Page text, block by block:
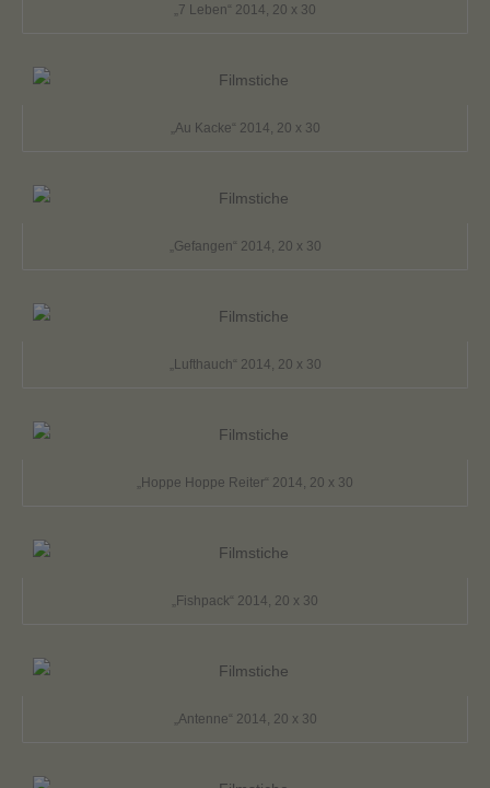
„7 Leben“ 2014, 20 x 30
„Au Kacke“ 2014, 20 x 30
„Gefangen“ 2014, 20 x 30
„Lufthauch“ 2014, 20 x 30
„Hoppe Hoppe Reiter“ 2014, 20 x 30
„Fishpack“ 2014, 20 x 30
„Antenne“ 2014, 20 x 30